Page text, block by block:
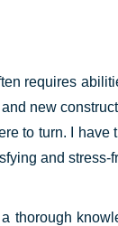
requires
new
to turn. I
and stress-
thorough